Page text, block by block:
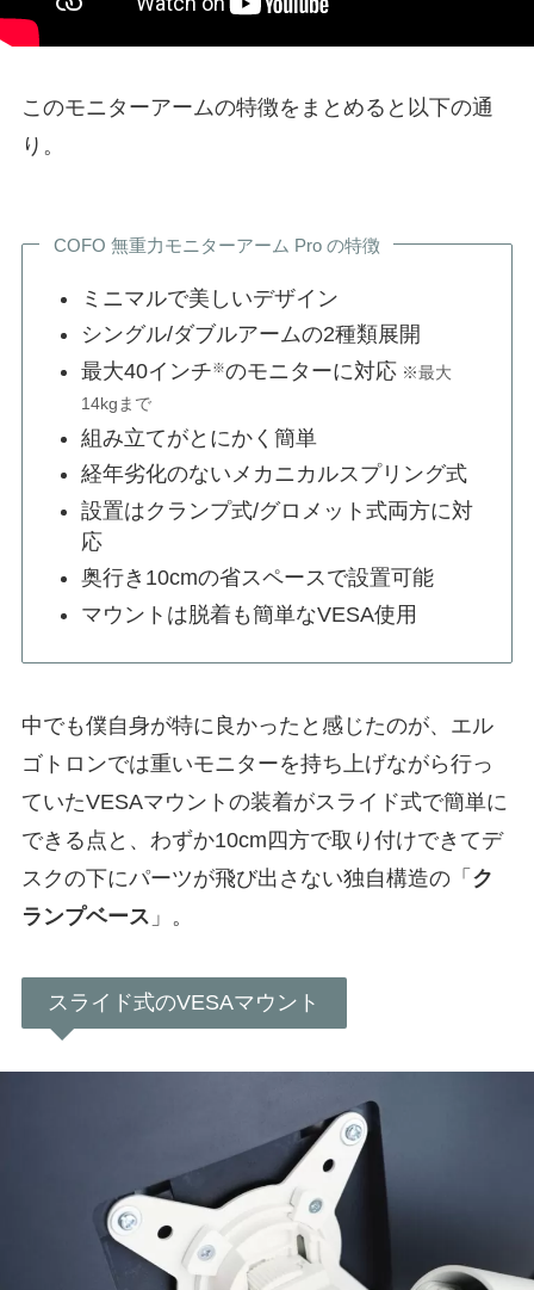
このモニターアームの特徴をまとめると以下の通
り。
COFO 無重力モニターアーム Pro の特徴
ミニマルで美しいデザイン
シングル/ダブルアームの2種類展開
最大40インチ※のモニターに対応 ※最大
14kgまで
組み立てがとにかく簡単
経年劣化のないメカニカルスプリング式
設置はクランプ式/グロメット式両方に対
応
奥行き10cmの省スペースで設置可能
マウントは脱着も簡単なVESA使用
中でも僕自身が特に良かったと感じたのが、エル
ゴトロンでは重いモニターを持ち上げながら行っ
ていたVESAマウントの装着がスライド式で簡単に
できる点と、わずか10cm四方で取り付けできてデ
スクの下にパーツが飛び出さない独自構造の「 ク
ランプベース 」。
スライド式のVESAマウント